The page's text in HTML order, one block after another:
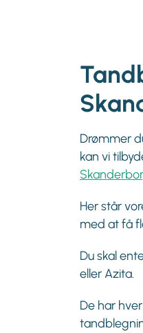
Drømmer
kan vi
Her står
med at få
Du skal
eller Azita.
De har